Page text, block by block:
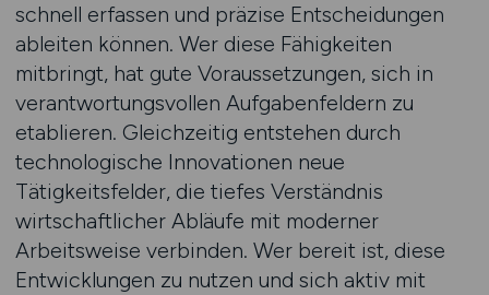
schnell erfassen und präzise Entscheidungen
ableiten können. Wer diese Fähigkeiten
mitbringt, hat gute Voraussetzungen, sich in
verantwortungsvollen Aufgabenfeldern zu
etablieren. Gleichzeitig entstehen durch
technologische Innovationen neue
Tätigkeitsfelder, die tiefes Verständnis
wirtschaftlicher Abläufe mit moderner
Arbeitsweise verbinden. Wer bereit ist, diese
Entwicklungen zu nutzen und sich aktiv mit